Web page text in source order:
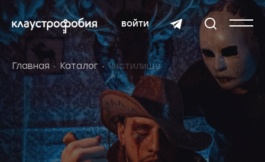
войти
Главная Каталог Чистилище